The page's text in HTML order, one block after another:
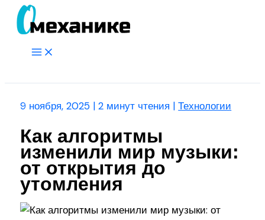
Перейти
Main
9 ноября, 2025 |2 минут чтения |Технологии
Как алгоритмы
изменили мир музыки:
от открытия до
утомления